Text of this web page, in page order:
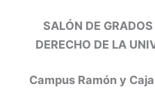
SALÓN DE
DERECHO DE LA
Campus Ramón y